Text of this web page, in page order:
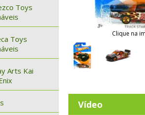
Toys
Toys
Arts Kai
Clique na
Vídeo